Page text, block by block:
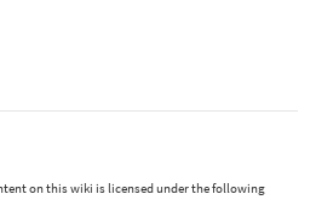
on this wiki is licensed under the following